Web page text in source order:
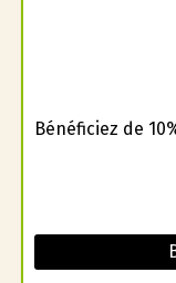
Bénéficiez de